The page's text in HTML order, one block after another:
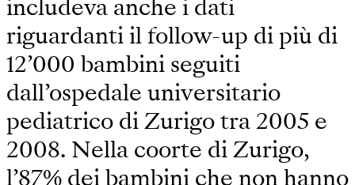
includeva anche i dati
riguardanti il follow-up di più di
12’000 bambini seguiti
dall’ospedale universitario
pediatrico di Zurigo tra 2005 e
2008. Nella coorte di Zurigo,
l’87% dei bambini che non hanno